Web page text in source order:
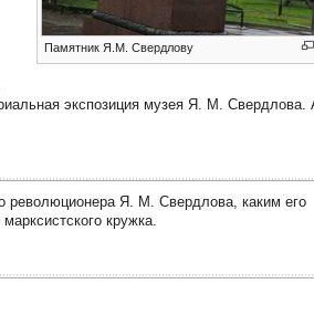
Памятник Я.М. Свердлову
экспозиция музея Я. М. Свердлова.
революционера Я. М. Свердлова, каким его
кружка.